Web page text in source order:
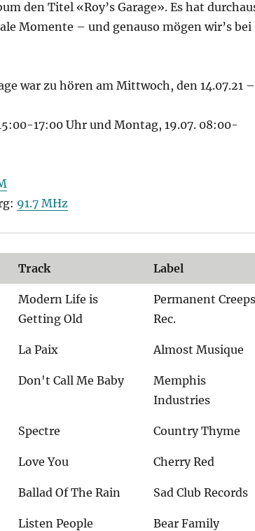
den Titel «Roy’s Garage». Es hat
Momente – und genauso mögen wir’s bei
war zu hören am Mittwoch, den 14.07.21 –
17:00 Uhr und Montag, 19.07. 08:00-
91.7 MHz
Track Label
Modern Life is
Getting Old
Permanent
Rec.
La Paix Almost Musique
Don't Call Me Baby
Memphis
Industries
Spectre Country Thyme
Love You Cherry Red
Ballad Of The Rain Sad Club Records
Listen People Bear Family